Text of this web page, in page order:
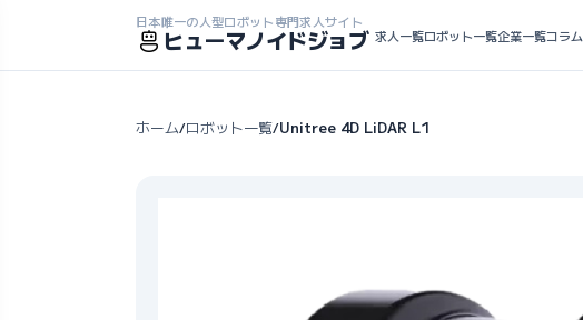
日本唯一の人型ロボット専門求人サイト
ヒューマノイドジョブ 求人一覧ロボット一覧企業一覧コラム
ホーム/ロボット一覧/Unitree 4D LiDAR L1